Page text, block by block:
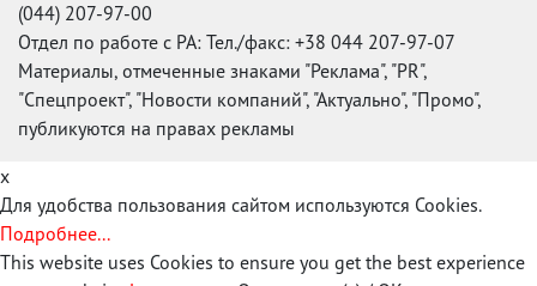
(044) 207-97-00
Отдел по работе с РА: Тел./факс: +38 044 207-97-07
Материалы, отмеченные знаками "Реклама", "PR",
"Спецпроект", "Новости компаний", "Актуально", "Промо",
публикуются на правах рекламы
x
Для удобства пользования сайтом используются Cookies.
Подробнее...
This website uses Cookies to ensure you get the best experience